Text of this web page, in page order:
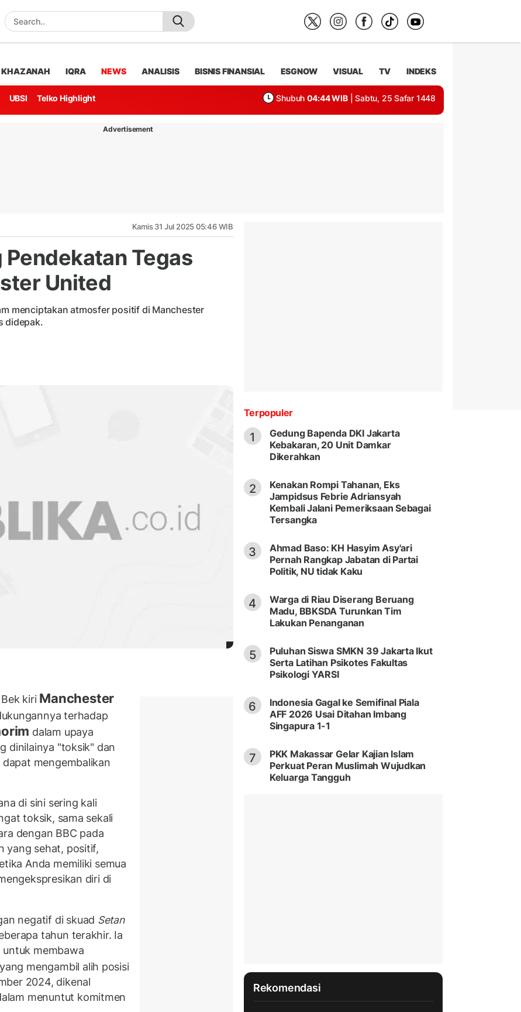
KHAZANAH IQRA NEWS ANALISIS BISNIS FINANSIAL ESGNOW VISUAL TV INDEKS
UBSI Telko Highlight Shubuh 04:44 WIB | Sabtu, 25 Safar 1448
Advertisement
Kamis 31 Jul 2025 05:46 WIB
Tegas
United
menciptakan atmosfer positif di Manchester
didepak.
Bek kiri Manchester
terhadap
dalam upaya
dinilainya "toksik" dan
mengembalikan
di sini sering kali
toksik, sama sekali
dengan BBC pada
yang sehat, positif,
Anda memiliki semua
diri di
negatif di skuad Setan
tahun terakhir. Ia
membawa
mengambil alih posisi
2024, dikenal
menuntut komitmen
Terpopuler
1
Gedung Bapenda DKI Jakarta
Kebakaran, 20 Unit Damkar
Dikerahkan
2
Kenakan Rompi Tahanan, Eks
Jampidsus Febrie Adriansyah
Kembali Jalani Pemeriksaan Sebagai
Tersangka
3
Ahmad Baso: KH Hasyim Asy'ari
Pernah Rangkap Jabatan di Partai
Politik, NU tidak Kaku
4
Warga di Riau Diserang Beruang
Madu, BBKSDA Turunkan Tim
Lakukan Penanganan
5
Puluhan Siswa SMKN 39 Jakarta Ikut
Serta Latihan Psikotes Fakultas
Psikologi YARSI
6
Indonesia Gagal ke Semifinal Piala
AFF 2026 Usai Ditahan Imbang
Singapura 1-1
7
PKK Makassar Gelar Kajian Islam
Perkuat Peran Muslimah Wujudkan
Keluarga Tangguh
Rekomendasi